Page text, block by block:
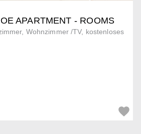
APARTMENT - ROOMS
Wohnzimmer /TV, kostenloses